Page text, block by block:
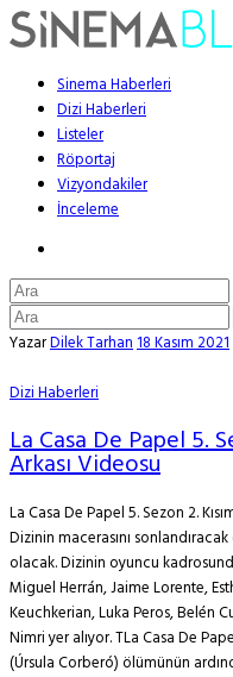
Sinema Haberleri
Dizi Haberleri
Listeler
Röportaj
Vizyondakiler
İnceleme
YazarDilek Tarhan18 Kasım 2021
Dizi Haberleri
La Casa De Papel 5.
Arkası Videosu
La Casa De Papel 5. Sezon 2.
Dizinin macerasını
olacak. Dizinin oyuncu
Miguel Herrán, Jaime Lorente,
Keuchkerian, Luka Peros, Belén
Nimri yer alıyor. TLa Casa De
(Úrsula Corberó) ölümünün